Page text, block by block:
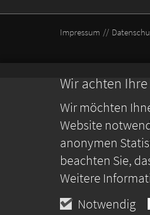
Wir achten
Wir möchten
Website
anonymen
beachten Sie,
Weitere
Notwendig
Impressum